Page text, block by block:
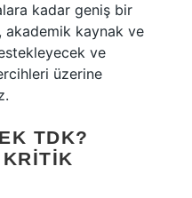
kadar geniş bir
kaynak ve
ve
üzerine
TDK?